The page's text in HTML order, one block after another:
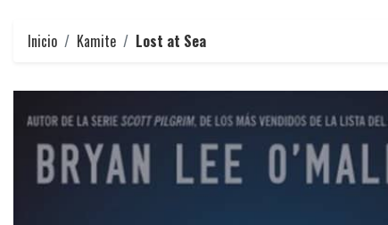
Inicio Kamite Lost at Sea